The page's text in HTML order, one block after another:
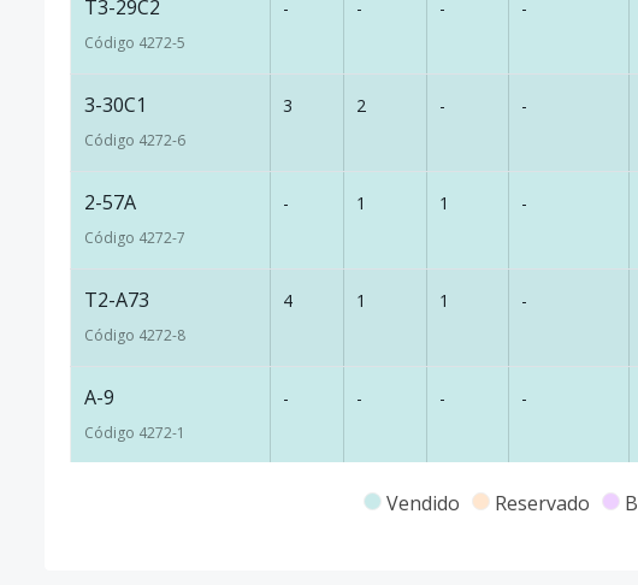
T3-29C2
Código 4272-5
- - - -
3-30C1
Código 4272-6
3 2 - -
2-57A
Código 4272-7
- 1 1 -
T2-A73
Código 4272-8
4 1 1 -
A-9
Código 4272-1
- - - -
Vendido Reservado